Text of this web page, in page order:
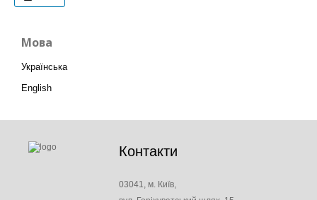
Мова
Українська
English
Контакти
03041, м. Київ,